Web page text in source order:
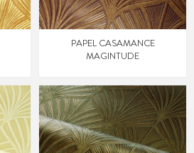
PAPEL CASAMANCE
MAGINTUDE